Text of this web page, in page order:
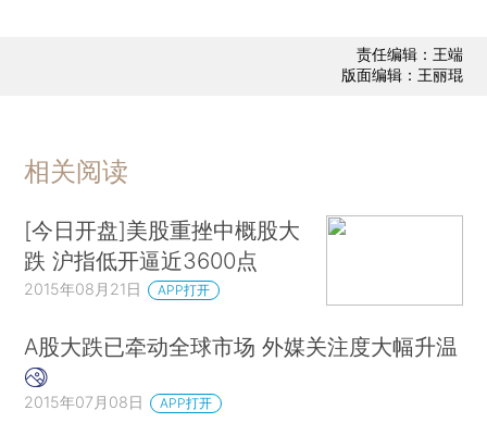
责任编辑：王端
版面编辑：王丽琨
相关阅读
[今日开盘]美股重挫中概股大
跌 沪指低开逼近3600点
2015年08月21日 APP打开
A股大跌已牵动全球市场 外媒关注度大幅升温
2015年07月08日 APP打开